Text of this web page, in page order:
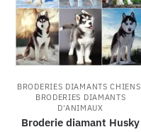
BRODERIES DIAMANTS CHIENS
BRODERIES DIAMANTS
D'ANIMAUX
Broderie diamant Husky